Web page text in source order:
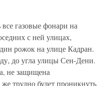
газовые фонари на
с ней улицах,
рожок на улице Кадран.
до угла улицы Сен-Дени.
не защищена
трудно будет проникнуть